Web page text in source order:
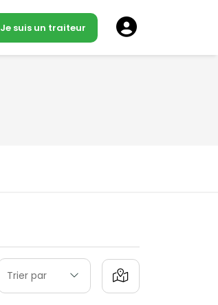
Je suis un traiteur
Trier par